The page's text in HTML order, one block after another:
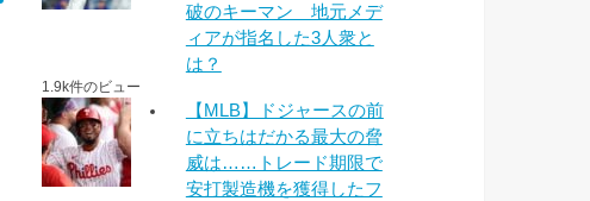
破のキーマン 地元メデ
ィアが指名した3人衆と
は？
1.9k件のビュー
【MLB】ドジャースの前
に立ちはだかる最大の脅
威は……トレード期限で
安打製造機を獲得したフ